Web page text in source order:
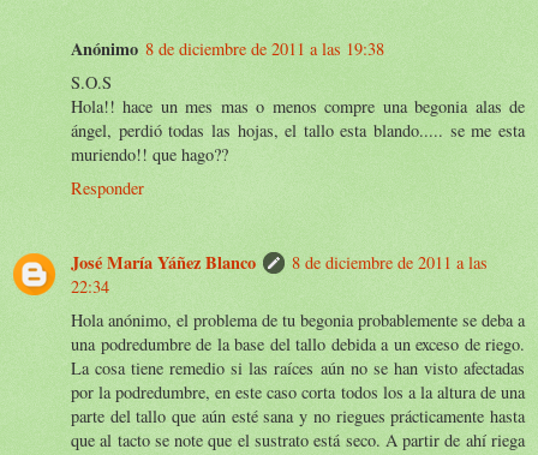
Anónimo 8 de diciembre de 2011 a las 19:38
S.O.S
Hola!! hace un mes mas o menos compre una begonia alas de
ángel, perdió todas las hojas, el tallo esta blando..... se me esta
muriendo!! que hago??
Responder
José María Yáñez Blanco
8 de diciembre de 2011 a las
22:34
Hola anónimo, el problema de tu begonia probablemente se deba a
una podredumbre de la base del tallo debida a un exceso de riego.
La cosa tiene remedio si las raíces aún no se han visto afectadas
por la podredumbre, en este caso corta todos los a la altura de una
parte del tallo que aún esté sana y no riegues prácticamente hasta
que al tacto se note que el sustrato está seco. A partir de ahí riega